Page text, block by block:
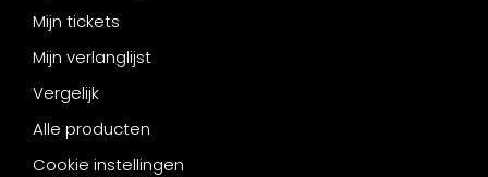
Mijn tickets
Mijn verlanglijst
Vergelijk
Alle producten
Cookie instellingen